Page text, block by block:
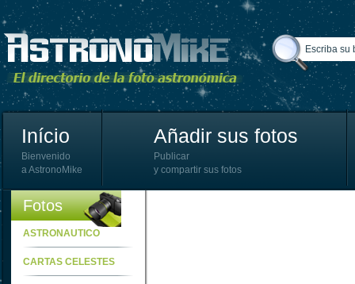
Início
Bienvenido
a AstronoMike
Añadir sus fotos
Publicar
y compartir sus fotos
Fotos
ASTRONAUTICO
CARTAS CELESTES